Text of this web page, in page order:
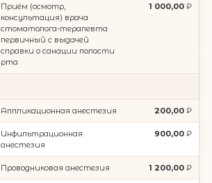
Приём (осмотр,
консультация) врача
стоматолога-терапевта
первичный с выдачей
справки о санации полости
рта
1 000,00
Аппликационная анестезия 200,00
Инфильтрационная
анестезия
900,00
Проводниковая анестезия 1 200,00